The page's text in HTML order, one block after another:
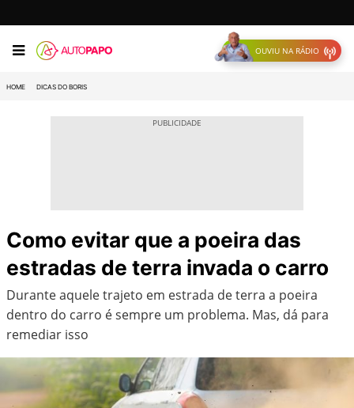
OUVIU NA RÁDIO
HOME DICAS DO BORIS
Como evitar que a poeira das
estradas de terra invada o carro
Durante aquele trajeto em estrada de terra a poeira
dentro do carro é sempre um problema. Mas, dá para
remediar isso